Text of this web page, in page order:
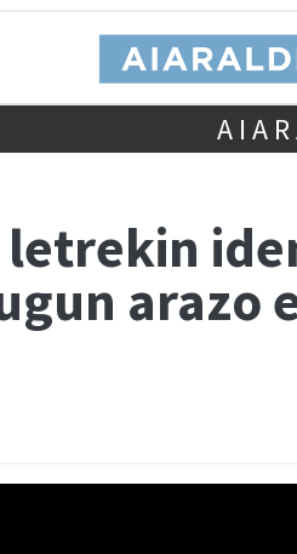
letrekin
arazo